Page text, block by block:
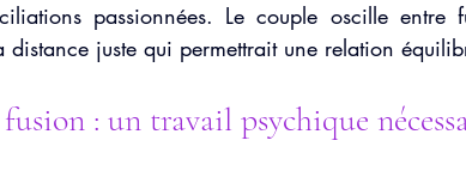
passionnées. Le couple oscille entre
distance juste qui permettrait une relation
: un travail psychique